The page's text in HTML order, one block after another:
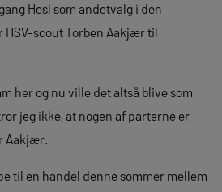
Hesl som andetvalg i den
HSV-scout Torben Aakjær til
her og nu ville det altså blive som
jeg ikke, at nogen af parterne er
Aakjær.
til en handel denne sommer mellem